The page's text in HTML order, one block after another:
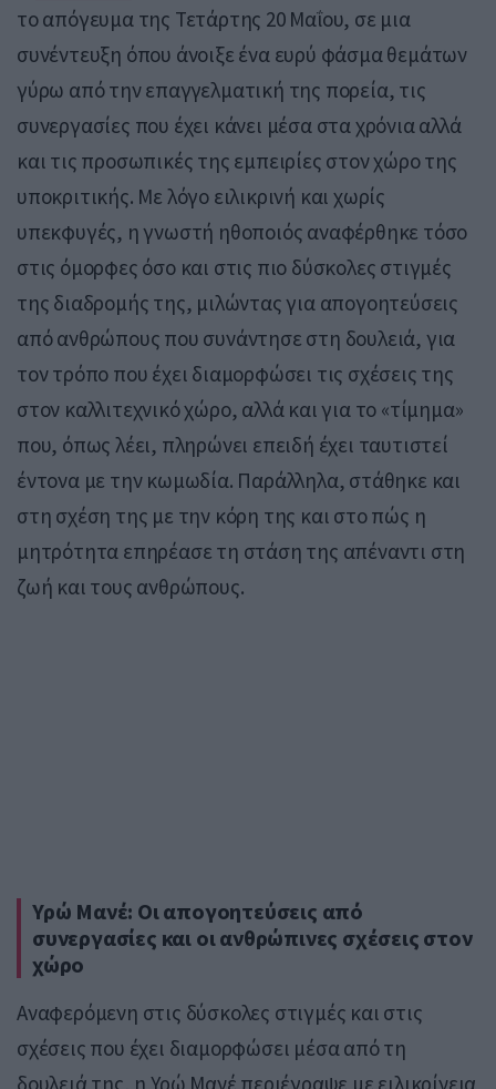
το απόγευμα της Τετάρτης 20 Μαΐου, σε μια
συνέντευξη όπου άνοιξε ένα ευρύ φάσμα θεμάτων
γύρω από την επαγγελματική της πορεία, τις
συνεργασίες που έχει κάνει μέσα στα χρόνια αλλά
και τις προσωπικές της εμπειρίες στον χώρο της
υποκριτικής. Με λόγο ειλικρινή και χωρίς
υπεκφυγές, η γνωστή ηθοποιός αναφέρθηκε τόσο
στις όμορφες όσο και στις πιο δύσκολες στιγμές
της διαδρομής της, μιλώντας για απογοητεύσεις
από ανθρώπους που συνάντησε στη δουλειά, για
τον τρόπο που έχει διαμορφώσει τις σχέσεις της
στον καλλιτεχνικό χώρο, αλλά και για το «τίμημα»
που, όπως λέει, πληρώνει επειδή έχει ταυτιστεί
έντονα με την κωμωδία. Παράλληλα, στάθηκε και
στη σχέση της με την κόρη της και στο πώς η
μητρότητα επηρέασε τη στάση της απέναντι στη
ζωή και τους ανθρώπους.
Υρώ Μανέ: Οι απογοητεύσεις από
συνεργασίες και οι ανθρώπινες σχέσεις στον
χώρο
Αναφερόμενη στις δύσκολες στιγμές και στις
σχέσεις που έχει διαμορφώσει μέσα από τη